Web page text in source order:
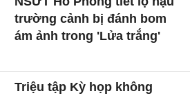
trường cảnh bị đánh bom
ám ảnh trong 'Lửa trắng'
Triệu tập Kỳ họp không